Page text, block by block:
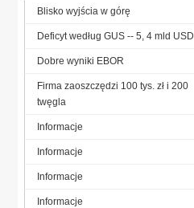
Blisko wyjścia w górę
Deficyt według GUS -- 5, 4 mld USD
Dobre wyniki EBOR
Firma zaoszczędzi 100 tys. zł i 200
twęgla
Informacje
Informacje
Informacje
Informacje